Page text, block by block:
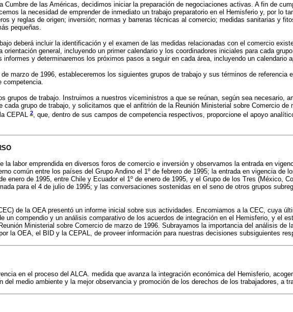
Cumbre de las Américas, decidimos iniciar la preparación de negociaciones activas. A fin de
la necesidad de emprender de inmediato un trabajo preparatorio en el Hemisferio y, por lo
y reglas de origen; inversión; normas y barreras técnicas al comercio; medidas sanitarias y
pequeñas.
deberá incluir la identificación y el examen de las medidas relacionadas con el comercio
general, incluyendo un primer calendario y los coordinadores iniciales para cada
y determinaremos los próximos pasos a seguir en cada área, incluyendo un calendario
marzo de 1996, estableceremos los siguientes grupos de trabajo y sus términos de
competencia.
grupos de trabajo. Instruimos a nuestros viceministros a que se reúnan, según sea necesario,
cada grupo de trabajo, y solicitamos que el anfitrión de la Reunión Ministerial sobre Comercio
CEPAL2, que, dentro de sus campos de competencia respectivos, proporcione el apoyo
labor emprendida en diversos foros de comercio e inversión y observamos la entrada en
común entre los países del Grupo Andino el 1º de febrero de 1995; la entrada en vigencia de
enero de 1995, entre Chile y Ecuador el 1º de enero de 1995, y el Grupo de los Tres (México,
para el 4 de julio de 1995; y las conversaciones sostenidas en el seno de otros grupos
de la OEA presentó un informe inicial sobre sus actividades. Encomiamos a la CEC, cuya
un compendio y un análisis comparativo de los acuerdos de integración en el Hemisferio, y el
Ministerial sobre Comercio de marzo de 1996. Subrayamos la importancia del análisis de
la OEA, el BID y la CEPAL, de proveer información para nuestras decisiones subsiguientes
en el proceso del ALCA. medida que avanza la integración económica del Hemisferio,
del medio ambiente y la mejor observancia y promoción de los derechos de los trabajadores, a